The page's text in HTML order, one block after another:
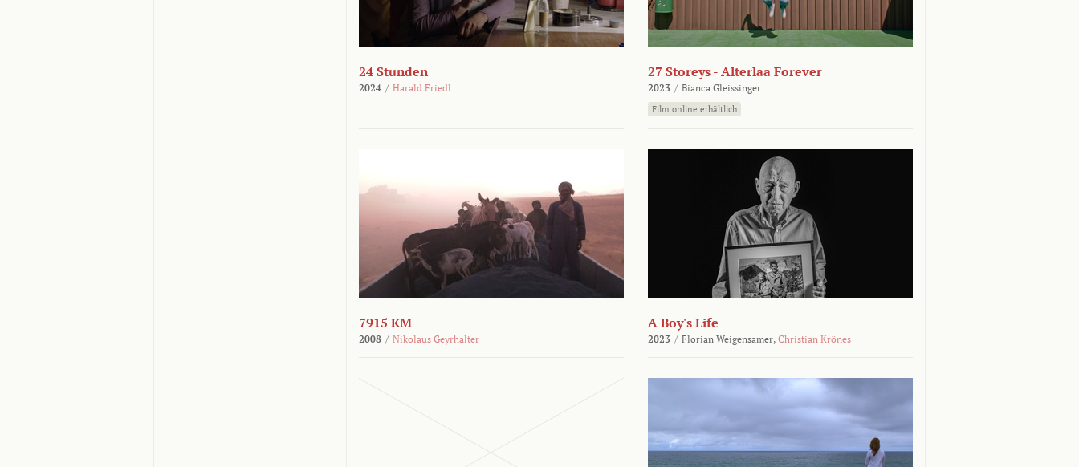
24 Stunden
2024 / Harald Friedl
27 Storeys - Alterlaa Forever
2023 / Bianca Gleissinger
Film online erhältlich
7915 KM
2008 / Nikolaus Geyrhalter
A Boy's Life
2023 / Florian Weigensamer, Christian Krönes